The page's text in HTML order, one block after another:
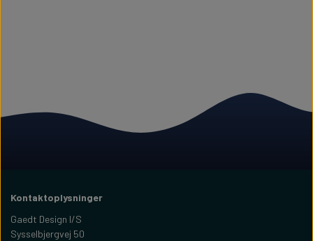
Kontaktoplysninger
Gaedt Design I/S
Sysselbjergvej 50